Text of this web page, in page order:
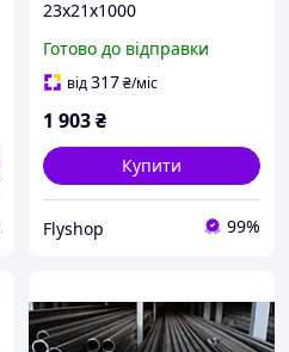
23х21х1000
Готово до відправки
від317₴/міс
1 903₴
Купити
Flyshop 99%